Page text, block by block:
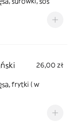
26,00 zł
frytki ( w